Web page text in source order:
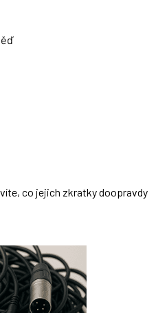
co jejich zkratky doopravdy